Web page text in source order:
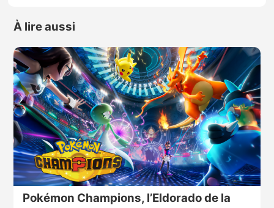
À lire aussi
Pokémon Champions, l’Eldorado de la